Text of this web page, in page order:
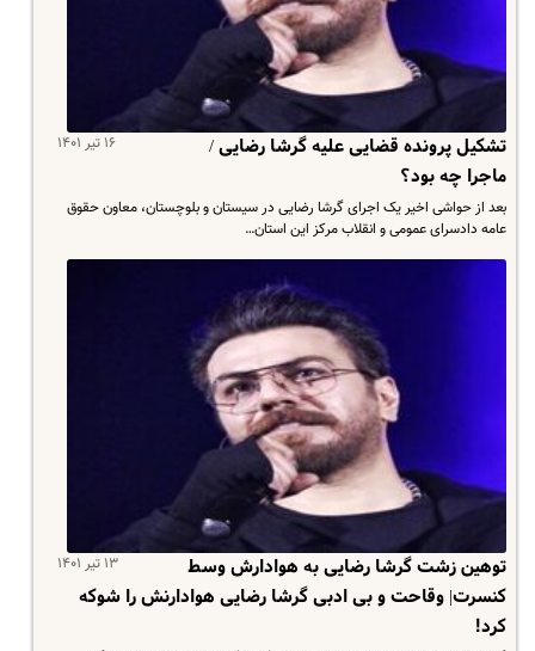
۱۶ تیر ۱۴۰۱
تشکیل پرونده قضایی علیه گرشا رضایی /
ماجرا چه بود؟
بعد از حواشی اخیر یک اجرای گرشا رضایی در سیستان و بلوچستان، معاون حقوق
عامه دادسرای عمومی و انقلاب مرکز این استان…
۱۳ تیر ۱۴۰۱
توهین زشت گرشا رضایی به هوادارش وسط
کنسرت| وقاحت و بی ادبی گرشا رضایی هوادارنش را شوکه
کرد!